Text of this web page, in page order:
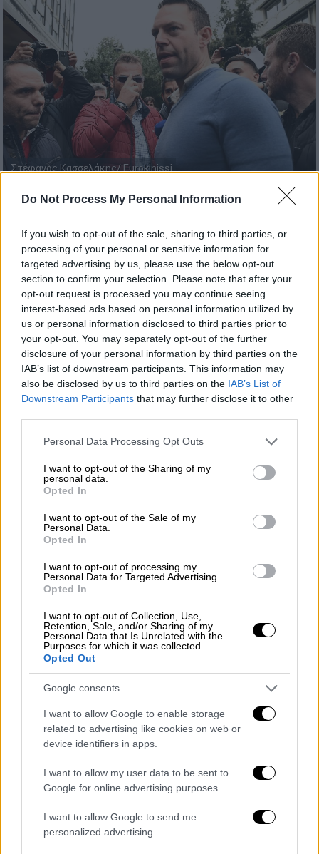
Do Not Process My Personal Information
If you wish to opt-out of the sale, sharing to third parties, or
processing of your personal or sensitive information for
targeted advertising by us, please use the below opt-out
section to confirm your selection. Please note that after your
opt-out request is processed you may continue seeing
interest-based ads based on personal information utilized by
us or personal information disclosed to third parties prior to
your opt-out. You may separately opt-out of the further
disclosure of your personal information by third parties on the
IAB’s list of downstream participants. This information may
also be disclosed by us to third parties on the IAB’s List of
Downstream Participants that may further disclose it to other
Please note that this website/app uses one or more Google
not limited to your visit or usage behaviour. You may click to
grant or deny consent to Google and its third-party tags to
use your data for below specified purposes in below Google
consent section.
Personal Data Processing Opt Outs
I want to opt-out of the Sharing of my
personal data.
Opted In
I want to opt-out of the Sale of my
Personal Data.
Opted In
I want to opt-out of processing my
Personal Data for Targeted Advertising.
Opted In
I want to opt-out of Collection, Use,
Retention, Sale, and/or Sharing of my
Personal Data that Is Unrelated with the
Purposes for which it was collected.
Opted Out
Google consents
I want to allow Google to enable storage
related to advertising like cookies on web or
device identifiers in apps.
I want to allow my user data to be sent to
Google for online advertising purposes.
I want to allow Google to send me
personalized advertising.
Στέφανος Κασσελάκης/ Εurokinissi
Με τονπρέσβη των ΗΠΑ στην Ελλάδα,
Τζορτζ Τσούνης, συναντήθηκε σήμερα ο
πρόεδρος του ΣΥΡΙΖΑΠΣ,Στέφανος
Κασσελάκης.
ΔΙΑΒΑΣΤΕ ΕΠΙΣΗΣ
Πολιτική|27.11.2023 19:25
Συνάντηση Κασσελάκη με πρέσβη
των ΗΠΑ: Τι συζητήθηκε
Τι συζητήθηκε
Σύμφωνα με τοσχετικό δελτίο Τύπου του
κόμματος της αξιωματικής αντιπολίτευσης
ο κ. Κασσελάκης εξέφρασε τη
στήριξη του
ΣΥΡΙΖΑ-ΠΣ στην προώθηση του Στρατηγικού
Διαλόγου για τις ελληνοαμερικανικές
σχέσεις, με ιδιαίτερηέμφαση στην
οικονομία και την ενέργεια.Υπογράμμισε ότι
οι στρατηγικές - αμυντικές σχέσεις των δύο
χωρών πρέπει να αναπτύσσονται σε
αμοιβαία επωφελή βάση
, με απτή στήριξη
των θέσεων της Ελλάδας, οι οποίες
βασίζονται στο διεθνές δίκαιο, καθώς και
της άμυνάς της».
Τέλος, υπογράμμισε τηνανάγκη να
στηριχθούν οι προσπάθειες του Γενικού
Γραμματέα του ΟΗΕγια τερματισμό της
ρωσικής εισβολής στην Ουκρανία και ειρήνη